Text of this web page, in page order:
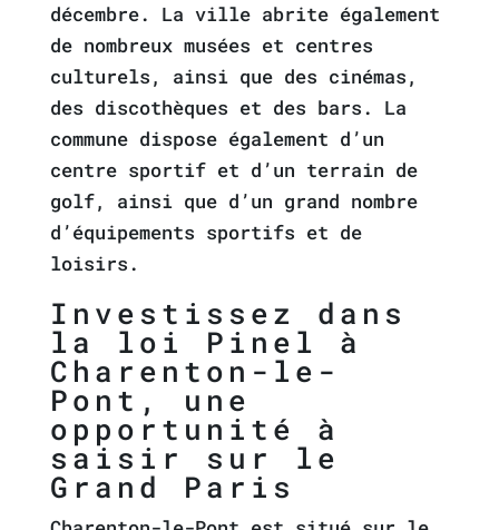
décembre. La ville abrite également
de nombreux musées et centres
culturels, ainsi que des cinémas,
des discothèques et des bars. La
commune dispose également d’un
centre sportif et d’un terrain de
golf, ainsi que d’un grand nombre
d’équipements sportifs et de
loisirs.
Investissez dans
la loi Pinel à
Charenton-le-
Pont, une
opportunité à
saisir sur le
Grand Paris